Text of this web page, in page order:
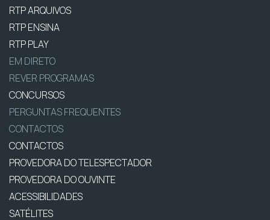
RTP ARQUIVOS
RTP ENSINA
RTP PLAY
EM DIRETO
REVER PROGRAMAS
CONCURSOS
PERGUNTAS FREQUENTES
CONTACTOS
CONTACTOS
PROVEDORA DO TELESPECTADOR
PROVEDORA DO OUVINTE
ACESSIBILIDADES
SATÉLITES